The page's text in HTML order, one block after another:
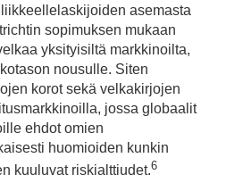
asemasta
sopimuksen mukaan
yksityisiltä markkinoilta,
nousulle. Siten
korot sekä velkakirjojen
jossa globaalit
ehdot omien
huomioiden kunkin
kuuluvat riskialttiudet.6